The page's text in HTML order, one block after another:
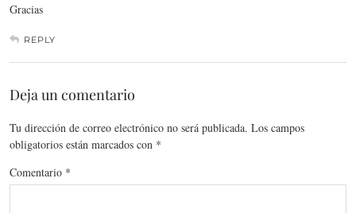
Gracias
REPLY
Deja un comentario
Tu dirección de correo electrónico no será publicada. Los campos
obligatorios están marcados con *
Comentario *